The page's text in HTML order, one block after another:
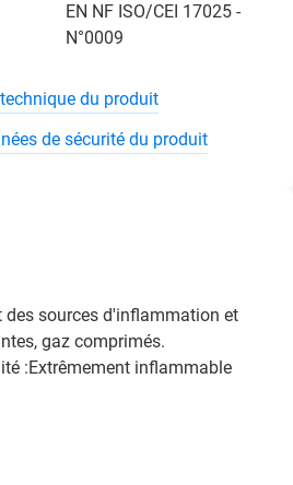
EN NF ISO/CEI 17025 -
N°0009
du produit
de sécurité du produit
des sources d'inflammation et
gaz comprimés.
:Extrêmement inflammable